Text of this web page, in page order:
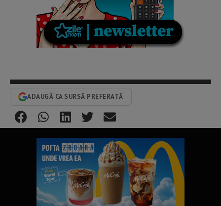
ADAUGĂ CA SURSĂ PREFERATĂ